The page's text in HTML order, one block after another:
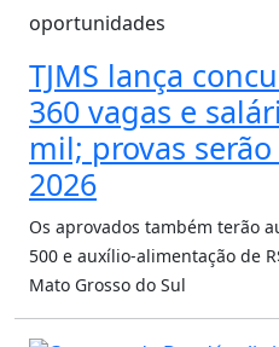
oportunidades
TJMS lança
360 vagas e
mil; provas
2026
Os aprovados também terão
500 e auxílio-alimentação de
Mato Grosso do Sul